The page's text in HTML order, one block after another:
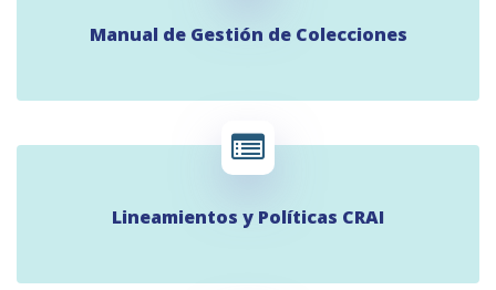
Manual de Gestión de Colecciones
Lineamientos y Políticas CRAI